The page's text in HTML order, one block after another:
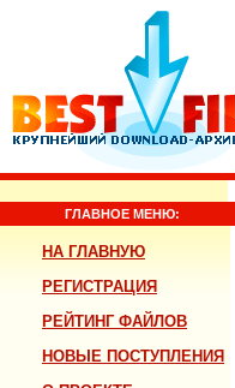
ГЛАВНОЕ МЕНЮ:
НА ГЛАВНУЮ
РЕГИСТРАЦИЯ
РЕЙТИНГ ФАЙЛОВ
НОВЫЕ ПОСТУПЛЕНИЯ